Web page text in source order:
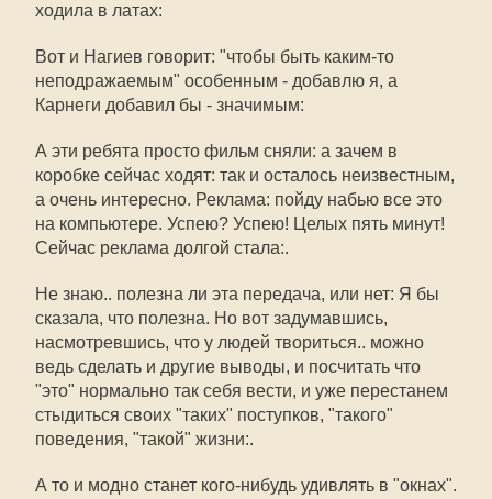
ходила в латах:
Вот и Нагиев говорит: "чтобы быть каким-то
неподражаемым" особенным - добавлю я, а
Карнеги добавил бы - значимым:
А эти ребята просто фильм сняли: а зачем в
коробке сейчас ходят: так и осталось неизвестным,
а очень интересно. Реклама: пойду набью все это
на компьютере. Успею? Успею! Целых пять минут!
Сейчас реклама долгой стала:.
Не знаю.. полезна ли эта передача, или нет: Я бы
сказала, что полезна. Но вот задумавшись,
насмотревшись, что у людей твориться.. можно
ведь сделать и другие выводы, и посчитать что
"это" нормально так себя вести, и уже перестанем
стыдиться своих "таких" поступков, "такого"
поведения, "такой" жизни:.
А то и модно станет кого-нибудь удивлять в "окнах".